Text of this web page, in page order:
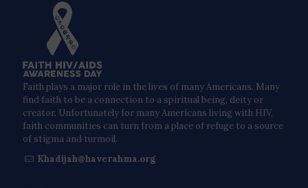
Faith plays a major role in the lives of many Americans. Many
find faith to be a connection to a spiritual being, deity or
creator. Unfortunately for many Americans living with HIV,
faith communities can turn from a place of refuge to a source
of stigma and turmoil.
Khadijah@haverahma.org